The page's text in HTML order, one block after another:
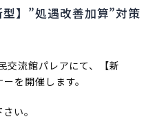
】”処遇改善加算”対策
交流館パレアにて、【新
を開催します。
い。